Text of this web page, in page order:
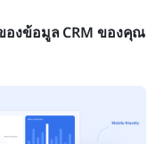
งข้อมูล CRM ของคุณ